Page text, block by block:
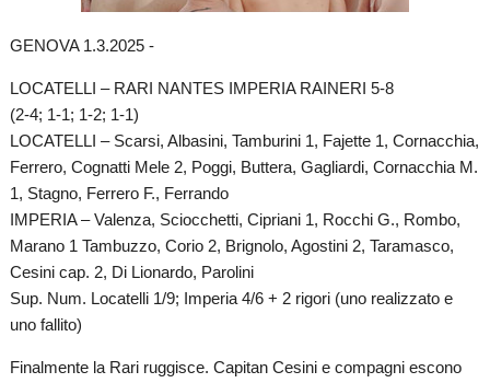
GENOVA 1.3.2025 -
LOCATELLI – RARI NANTES IMPERIA RAINERI 5-8
(2-4; 1-1; 1-2; 1-1)
LOCATELLI – Scarsi, Albasini, Tamburini 1, Fajette 1, Cornacchia,
Ferrero, Cognatti Mele 2, Poggi, Buttera, Gagliardi, Cornacchia M.
1, Stagno, Ferrero F., Ferrando
IMPERIA – Valenza, Sciocchetti, Cipriani 1, Rocchi G., Rombo,
Marano 1 Tambuzzo, Corio 2, Brignolo, Agostini 2, Taramasco,
Cesini cap. 2, Di Lionardo, Parolini
Sup. Num. Locatelli 1/9; Imperia 4/6 + 2 rigori (uno realizzato e
uno fallito)
Finalmente la Rari ruggisce. Capitan Cesini e compagni escono